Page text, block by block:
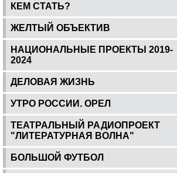
КЕМ СТАТЬ?
ЖЕЛТЫЙ ОБЪЕКТИВ
НАЦИОНАЛЬНЫЕ ПРОЕКТЫ 2019-
2024
ДЕЛОВАЯ ЖИЗНЬ
УТРО РОССИИ. ОРЕЛ
ТЕАТРАЛЬНЫЙ РАДИОПРОЕКТ
"ЛИТЕРАТУРНАЯ ВОЛНА"
БОЛЬШОЙ ФУТБОЛ